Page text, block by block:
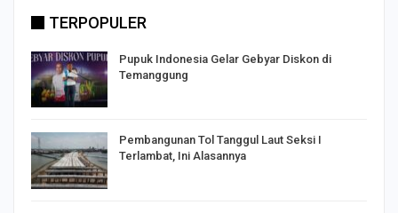
TERPOPULER
Pupuk Indonesia Gelar Gebyar Diskon di
Temanggung
Pembangunan Tol Tanggul Laut Seksi I
Terlambat, Ini Alasannya